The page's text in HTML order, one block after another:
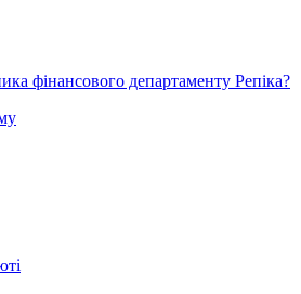
фінансового департаменту Репіка?